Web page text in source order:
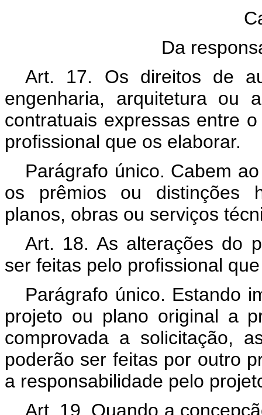
Da
Art. 17. Os direitos de
engenharia, arquitetura ou
contratuais expressas entre
profissional que os elaborar.
Parágrafo único. Cabem
os prêmios ou distinções
planos, obras ou serviços
Art. 18. As alterações do
ser feitas pelo profissional
Parágrafo único. Estando
projeto ou plano original a
comprovada a solicitação,
poderão ser feitas por outro
a responsabilidade pelo
Art. 19. Quando a